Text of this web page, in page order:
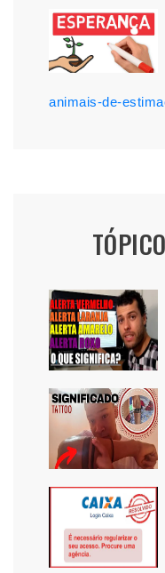
animais-de-